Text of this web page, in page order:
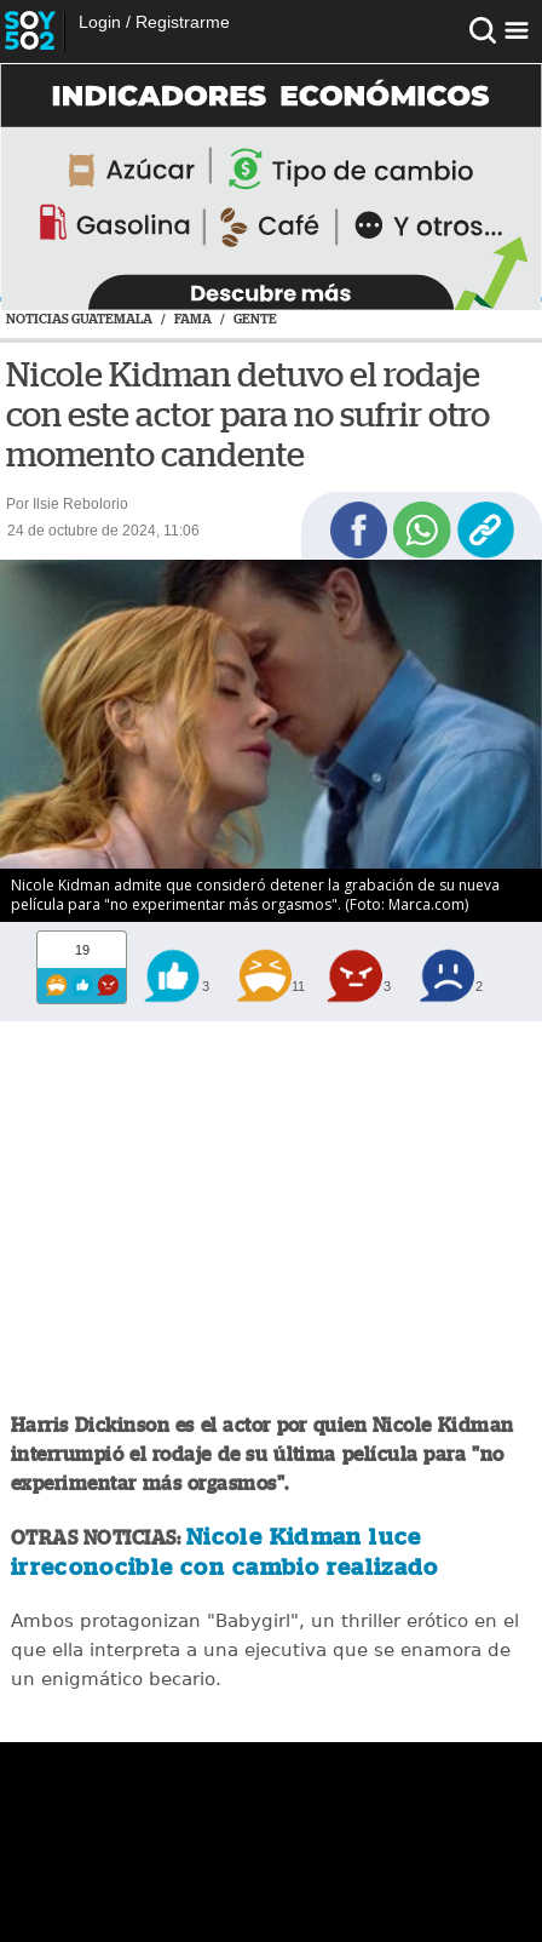
Login / Registrarme
NOTICIAS GUATEMALA / FAMA / GENTE
Nicole Kidman detuvo el rodaje
con este actor para no sufrir otro
momento candente
Por Ilsie Rebolorio
24 de octubre de 2024, 11:06
Nicole Kidman admite que consideró detener la grabación de su nueva
película para "no experimentar más orgasmos". (Foto: Marca.com)
19
3 11 3 2
Harris Dickinson es el actor por quien Nicole Kidman
interrumpió el rodaje de su última película para "no
experimentar más orgasmos".
OTRAS NOTICIAS: Nicole Kidman luce
irreconocible con cambio realizado
Ambos protagonizan "Babygirl", un thriller erótico en el
que ella interpreta a una ejecutiva que se enamora de
un enigmático becario.